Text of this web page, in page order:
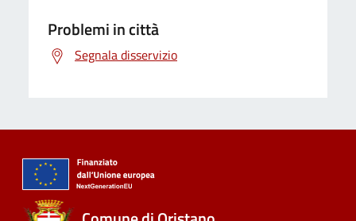
Problemi in città
Segnala disservizio